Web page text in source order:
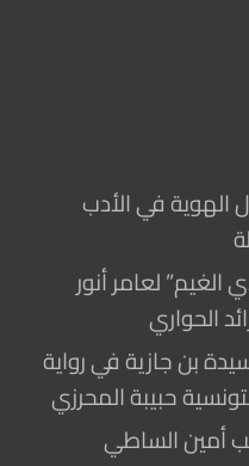
الهوية في الأدب
الغيم” لعامر أنور
الحواري
بن جازية في رواية
حبيبة المحرزي
أمين الساطي